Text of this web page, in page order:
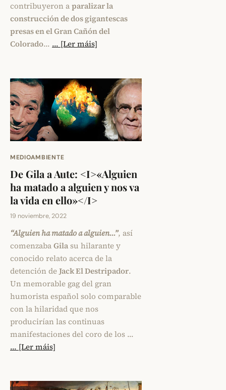
contribuyeron aparalizar la
construcción de dos gigantescas
presas en el Gran Cañón del
Colorado… ... [Ler máis]
MEDIOAMBIENTE
De Gila a Aute: <I>«Alguien
ha matado a alguien y nos va
la vida en ello»</I>
19 noviembre, 2022
“Alguien ha matado a alguien…”, así
comenzabaGilasu hilarante y
conocido relato acerca de la
detención deJack El Destripador.
Un memorable gag del gran
humorista español solo comparable
con la hilaridad que nos
producirían las continuas
manifestaciones del coro de los …
... [Ler máis]